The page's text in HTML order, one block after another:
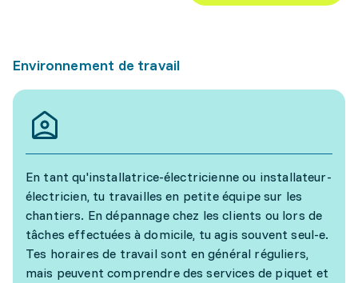
Environnement de travail
En tant qu'installatrice-électricienne ou installateur-
électricien, tu travailles en petite équipe sur les
chantiers. En dépannage chez les clients ou lors de
tâches effectuées à domicile, tu agis souvent seul-e.
Tes horaires de travail sont en général réguliers,
mais peuvent comprendre des services de piquet et